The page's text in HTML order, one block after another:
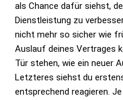
als Chance dafür siehst,
Dienstleistung zu
nicht mehr so sicher wie
Auslauf deines Vertrages
Tür stehen, wie ein neuer
Letzteres siehst du
entsprechend reagieren.